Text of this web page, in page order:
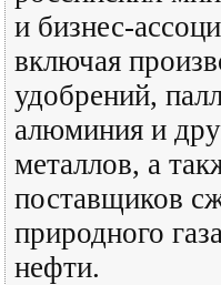
и бизнес-
включая
удобрений,
алюминия и
металлов, а
поставщиков
природного
нефти.